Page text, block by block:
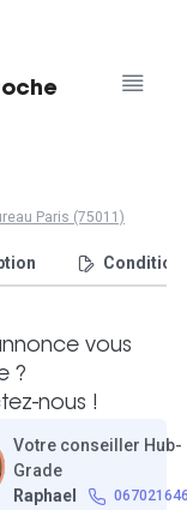
Paris (75011)
vous
?
nous !
Votre conseiller Hub-
Grade
Raphael